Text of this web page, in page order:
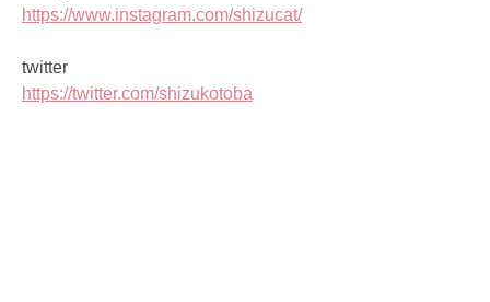
https://www.instagram.com/shizucat/
twitter
https://twitter.com/shizukotoba